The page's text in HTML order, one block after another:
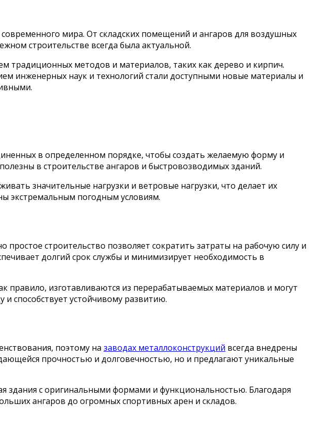
мира. От складских помещений и ангаров для воздушных
строительстве всегда была актуальной.
традиционных методов и материалов, таких как дерево и кирпич.
инженерных наук и технологий стали доступными новые материалы и
в определенном порядке, чтобы создать желаемую форму и
в строительстве ангаров и быстровозводимых зданий.
значительные нагрузки и ветровые нагрузки, что делает их
экстремальным погодным условиям.
строительство позволяет сократить затраты на рабочую силу и
долгий срок службы и минимизирует необходимость в
правило, изготавливаются из перерабатываемых материалов и могут
способствует устойчивому развитию.
поэтому на заводах металлоконструкций всегда внедрены
прочностью и долговечностью, но и предлагают уникальные
с оригинальными формами и функциональностью. Благодаря
ангаров до огромных спортивных арен и складов.